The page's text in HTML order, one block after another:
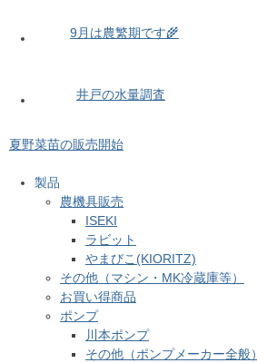
9月は農繁期です🌾
井戸の水量調査
夏野菜苗の販売開始
製品
農機具販売
ISEKI
ラビット
やまびこ(KIORITZ)
その他（マシン・MK冷蔵庫等）
お買い得商品
ポンプ
川本ポンプ
その他（ポンプメーカー全般）